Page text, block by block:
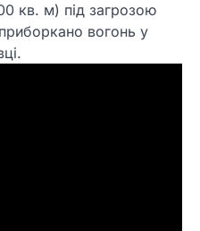
кв. м) під загрозою
вогонь у